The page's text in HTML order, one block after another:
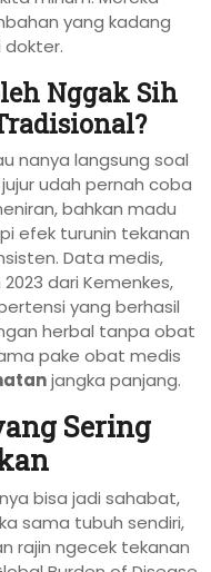
yang kadang
dokter.
Nggak Sih
nanya langsung soal
udah pernah coba
bahkan madu
efek turunin tekanan
Data medis,
dari Kemenkes,
yang berhasil
herbal tanpa obat
pake obat medis
jangka panjang.
Sering
bisa jadi sahabat,
sama tubuh sendiri,
rajin ngecek tekanan